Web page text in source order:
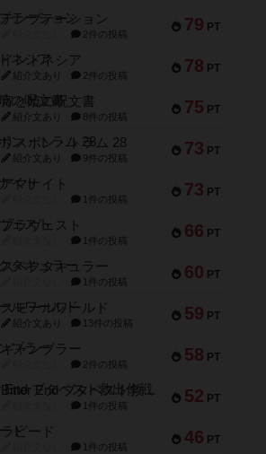
79 PT
テンプテーション
2件の投稿
78 PT
インドネシア
紹介文あり 2件の投稿
75 PT
宵と暁の呪文書
紹介文あり 8件の投稿
73 PT
リスボン・トラム 28
紹介文あり 9件の投稿
73 PT
アマナイト
1件の投稿
66 PT
ブラヴェスト
1件の投稿
60 PT
スペクタキュラー
1件の投稿
59 PT
スモールワールド
紹介文あり 13件の投稿
58 PT
ギャンブラー
2件の投稿
52 PT
Bitter End ブタペスト救出作戦
1件の投稿
46 PT
ラピード
1件の投稿